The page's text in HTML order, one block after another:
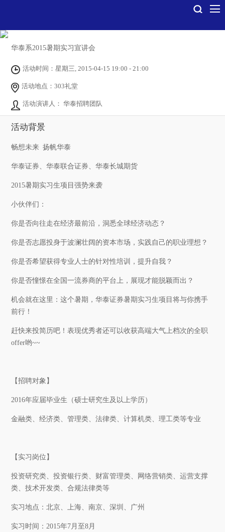
华泰系2015暑期实习宣讲会
活动时间：星期三, 2015-04-15 19:00 - 21:00
活动地点：303礼堂
活动演讲人： 华泰招聘团队
活动背景
畅想未来 扬帆华泰
华泰证券、华泰联合证券、华泰长城期货
2015暑期实习生项目强势来袭
小伙伴们：
你是否向往走在经济最前沿，洞悉全球经济动态？
你是否志愿投身于波澜壮阔的资本市场，实践自己的职业理想？
你是否希望获得专业人士的针对性培训，提升自我？
你是否憧憬在全国一流券商的平台上，展现才能脱颖而出？
机会就在这里：这个暑期，华泰证券暑期实习生项目将与你携手
前行！
赶快来投简历吧！表现优秀者还可以收获高端大气上档次的全职
offer哟~~
【招聘对象】
2016年应届毕业生（硕士研究生及以上学历）
金融类、经济类、管理类、法律类、计算机类、理工类等专业
【实习岗位】
投资研究类、投资银行类、财富管理类、网络营销类、运营支撑
类、技术开发类、合规法律类等
实习地点：北京、上海、南京、深圳、广州
实习时间：2015年7月至8月